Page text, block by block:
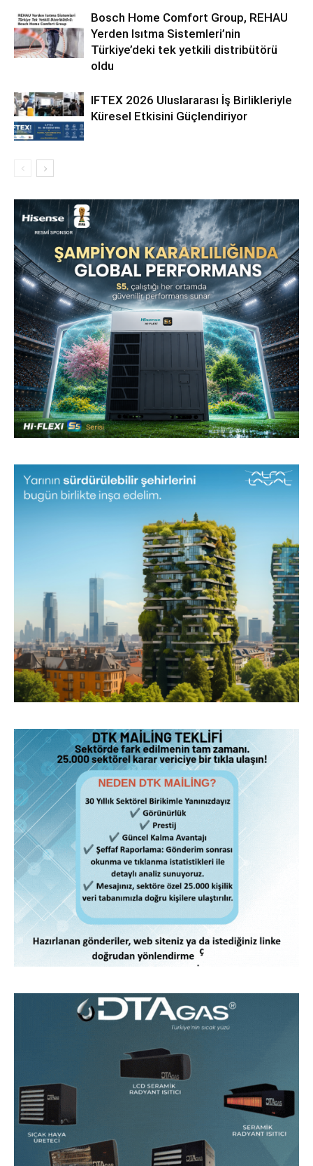
Bosch Home Comfort Group, REHAU
Yerden Isıtma Sistemleri’nin
Türkiye’deki tek yetkili distribütörü
oldu
IFTEX 2026 Uluslararası İş Birlikleriyle
Küresel Etkisini Güçlendiriyor